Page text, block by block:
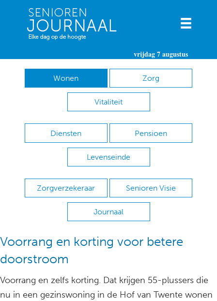
vrijdag 7 augustus
Wonen Zorg
Vitaliteit
Diensten Pensioen
Levenseinde
Zorgverzekeraar Senioren Visie
Journaal
Voorrang en korting voor betere
doorstroom
Voorrang en zelfs korting. Dat krijgen 55-plussers die
nu in een gezinswoning in de Hof van Twente wonen